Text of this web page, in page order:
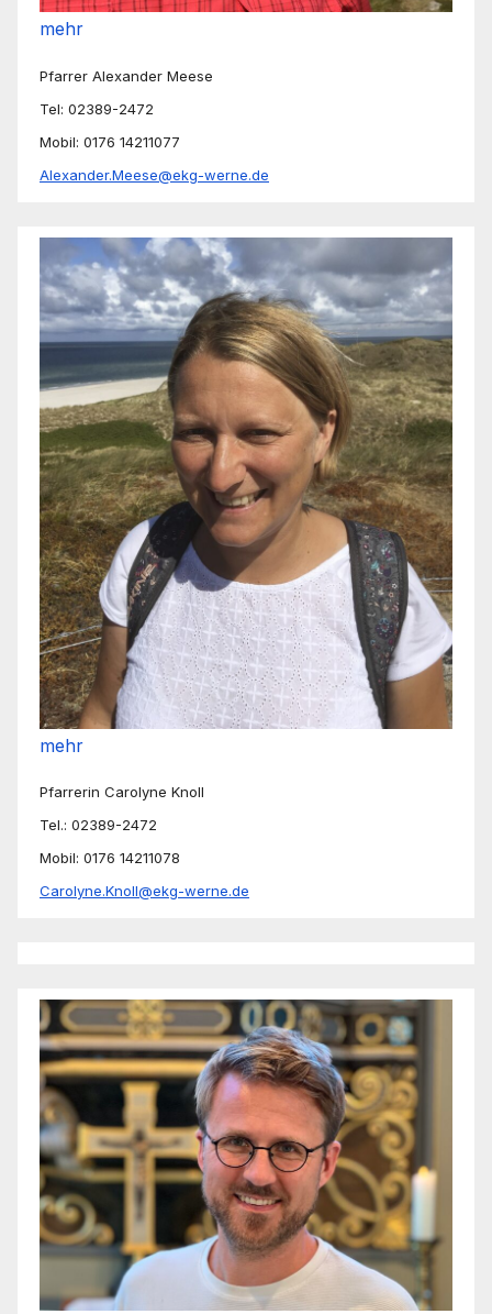
mehr
Pfarrer Alexander Meese
Tel: 02389-2472
Mobil: 0176 14211077
Alexander.Meese@ekg-werne.de
mehr
Pfarrerin Carolyne Knoll
Tel.: 02389-2472
Mobil: 0176 14211078
Carolyne.Knoll@ekg-werne.de